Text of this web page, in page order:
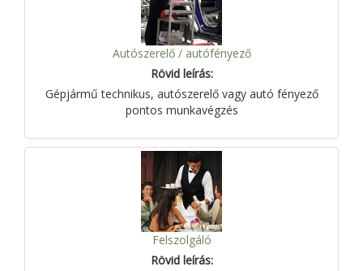
Autószerelő / autófényező
Rövid leírás:
Gépjármű technikus, autószerelő vagy autó fényező
pontos munkavégzés
Felszolgáló
Rövid leírás: